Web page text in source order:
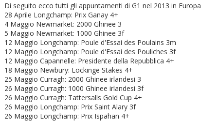
Di seguito ecco tutti gli appuntamenti di G1 nel 2013 in Europa
28 Aprile Longchamp: Prix Ganay 4+
4 Maggio Newmarket: 2000 Ghinee 3
5 Maggio Newmarket: 1000 Ghinee 3f
12 Maggio Longchamp: Poule d'Essai des Poulains 3m
12 Maggio Longchamp: Poule d'Essai des Pouliches 3f
12 Maggio Capannelle: Presidente della Repubblica 4+
18 Maggio Newbury: Lockinge Stakes 4+
25 Maggio Curragh: 2000 Ghinee irlandesi 3
26 Maggio Curragh: 1000 Ghinee irlandesi 3f
26 Maggio Curragh: Tattersalls Gold Cup 4+
26 Maggio Longchamp: Prix Saint Alary 3f
26 Maggio Longchamp: Prix Ispahan 4+